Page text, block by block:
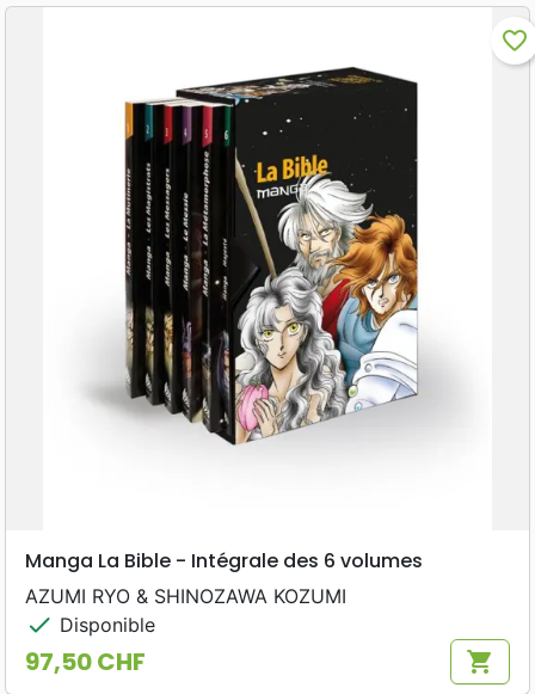
favorite_border
Manga La Bible - Intégrale des 6 volumes
AZUMI RYO & SHINOZAWA KOZUMI
check Disponible
Prix
97,50 CHF shopping_cart